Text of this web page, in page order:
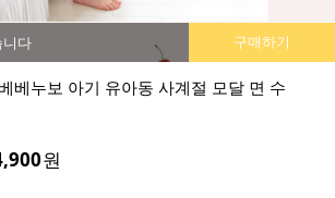
니다 구매하기
누보 아기 유아동 사계절 모달 면 수
원